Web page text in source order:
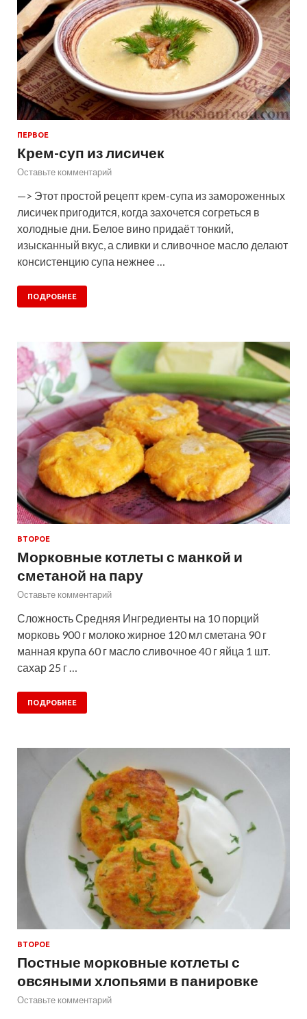
ПЕРВОЕ
Крем-суп из лисичек
Оставьте комментарий
—> Этот простой рецепт крем-супа из замороженных
лисичек пригодится, когда захочется согреться в
холодные дни. Белое вино придаёт тонкий,
изысканный вкус, а сливки и сливочное масло делают
консистенцию супа нежнее …
ПОДРОБНЕЕ
ВТОРОЕ
Морковные котлеты с манкой и
сметаной на пару
Оставьте комментарий
Сложность Средняя Ингредиенты на 10 порций
морковь 900 г молоко жирное 120 мл сметана 90 г
манная крупа 60 г масло сливочное 40 г яйца 1 шт.
сахар 25 г …
ПОДРОБНЕЕ
ВТОРОЕ
Постные морковные котлеты с
овсяными хлопьями в панировке
Оставьте комментарий